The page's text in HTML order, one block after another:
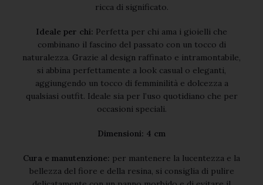
ricca di significato.
Ideale per chi: Perfetta per chi ama i gioielli che
combinano il fascino del passato con un tocco di
naturalezza. Grazie al design raffinato e intramontabile,
si abbina perfettamente a look casual o eleganti,
aggiungendo un tocco di femminilità e dolcezza a
qualsiasi outfit. Ideale sia per l’uso quotidiano che per
occasioni speciali.
Dimensioni: 4 cm
Cura e manutenzione: per mantenere la lucentezza e la
bellezza del fiore e della resina, si consiglia di pulire